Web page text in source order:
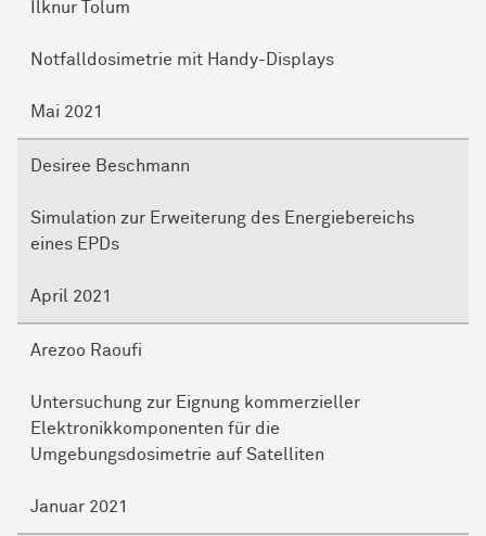
Ilknur Tolum
Notfalldosimetrie mit Handy-Displays
Mai 2021
Desiree Beschmann
Simulation zur Erweiterung des Energiebereichs
eines EPDs
April 2021
Arezoo Raoufi
Untersuchung zur Eignung kommerzieller
Elektronikkomponenten für die
Umgebungsdosimetrie auf Satelliten
Januar 2021